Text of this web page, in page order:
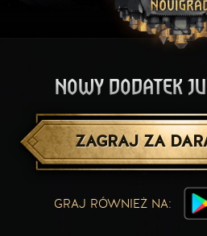
NOWY DODATEK
ZAGRAJ ZA
GRAJ RÓWNIEŻ NA: